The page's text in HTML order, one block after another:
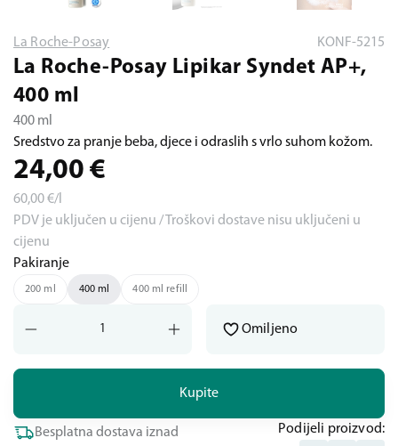
La Roche-Posay KONF-5215
La Roche-Posay Lipikar Syndet AP+,
400 ml
400 ml
Sredstvo za pranje beba, djece i odraslih s vrlo suhom kožom.
24,00 €
60,00€/l
PDV je uključen u cijenu / Troškovi dostave nisu uključeni u
cijenu
Pakiranje
200 ml 400 ml 400 ml refill
Kupite
Omiljeno
Besplatna dostava iznad
Podijeli proizvod: